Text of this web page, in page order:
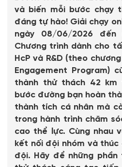
và biến mỗi bước chạy
đáng tự hào! Giải chạy
ngày 08/06/2026 đến
Chương trình dành cho
HcP và R&D (theo
Engagement Program)
thành thử thách 42 km
bước đường bạn hoàn
thành tích cá nhân mà
trong hành trình chăm
cao thể lực. Cùng nhau
kết nối đội nhóm và
đội. Hãy để những